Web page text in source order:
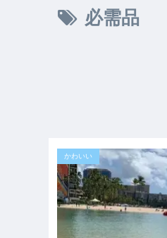
必需品
かわいい